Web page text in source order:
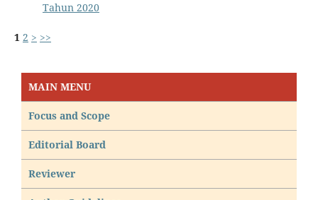
Tahun 2020
1 2 > >>
MAIN MENU
Focus and Scope
Editorial Board
Reviewer